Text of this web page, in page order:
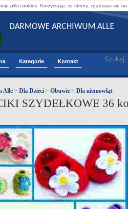
pliki cookies. Korzystając ze strony, zgadzasz się
DARMOWE ARCHIWUM ALLE
Kategorie Kontakt Szukaj:
Alle > Dla Dzieci > Obuwie > Dla niemowląt
SZYDEŁKOWE 36